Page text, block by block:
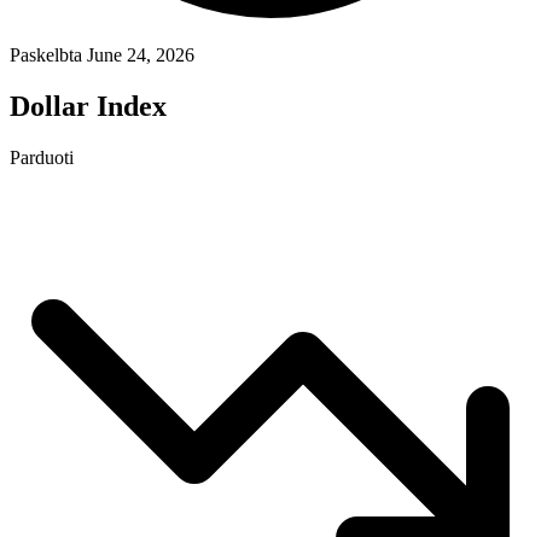
Paskelbta June 24, 2026
Dollar Index
Parduoti